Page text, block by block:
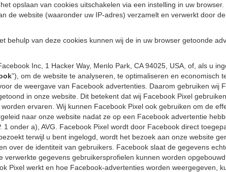
opslaan van cookies uitschakelen via een instelling in uw
website (waaronder uw IP-adres) verzamelt en verwerkt door
behulp van deze cookies kunnen wij de in uw browser getoonde
Inc, 1 Hacker Way, Menlo Park, CA 94025, USA, of, als u
”), om de website te analyseren, te optimaliseren en economisch
de weergave van Facebook advertenties. Daarom gebruiken wij
in onze website. Dit betekent dat wij Facebook Pixel
ervaren. Wij kunnen Facebook Pixel ook gebruiken om de
naar onze website nadat ze op een Facebook advertentie
onder a), AVG. Facebook Pixel wordt door Facebook direct
terwijl u bent ingelogd, wordt het bezoek aan onze website
over de identiteit van gebruikers. Facebook slaat de gegevens
gegevens gebruikersprofielen kunnen worden
Pixel werkt en hoe Facebook-advertenties worden weergegeven,